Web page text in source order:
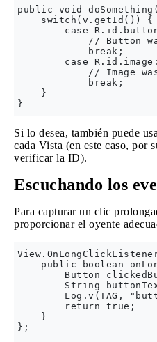
public void
    switch(v.getId()) {
case
// Button
            break;
        case R.id.image:
// Image
            break;
    }
Si lo desea, también puede
cada Vista (en este caso, por
verificar la ID).
Escuchando los
Para capturar un clic
proporcionar el oyente
public boolean
Button
String
Log.v(TAG,
        return true;
    }
};